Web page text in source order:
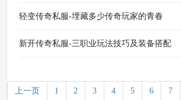
轻变传奇私服-埋藏多少传奇玩家的青春
新开传奇私服-三职业玩法技巧及装备搭配
上一页 1 2 3 4 5 6 7